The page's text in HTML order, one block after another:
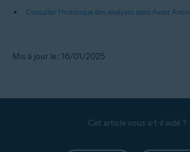
Consulter l’historique des analyses dans Avast
Mis à jour le : 16/01/2025
Cet article vous a-t-il aidé ?